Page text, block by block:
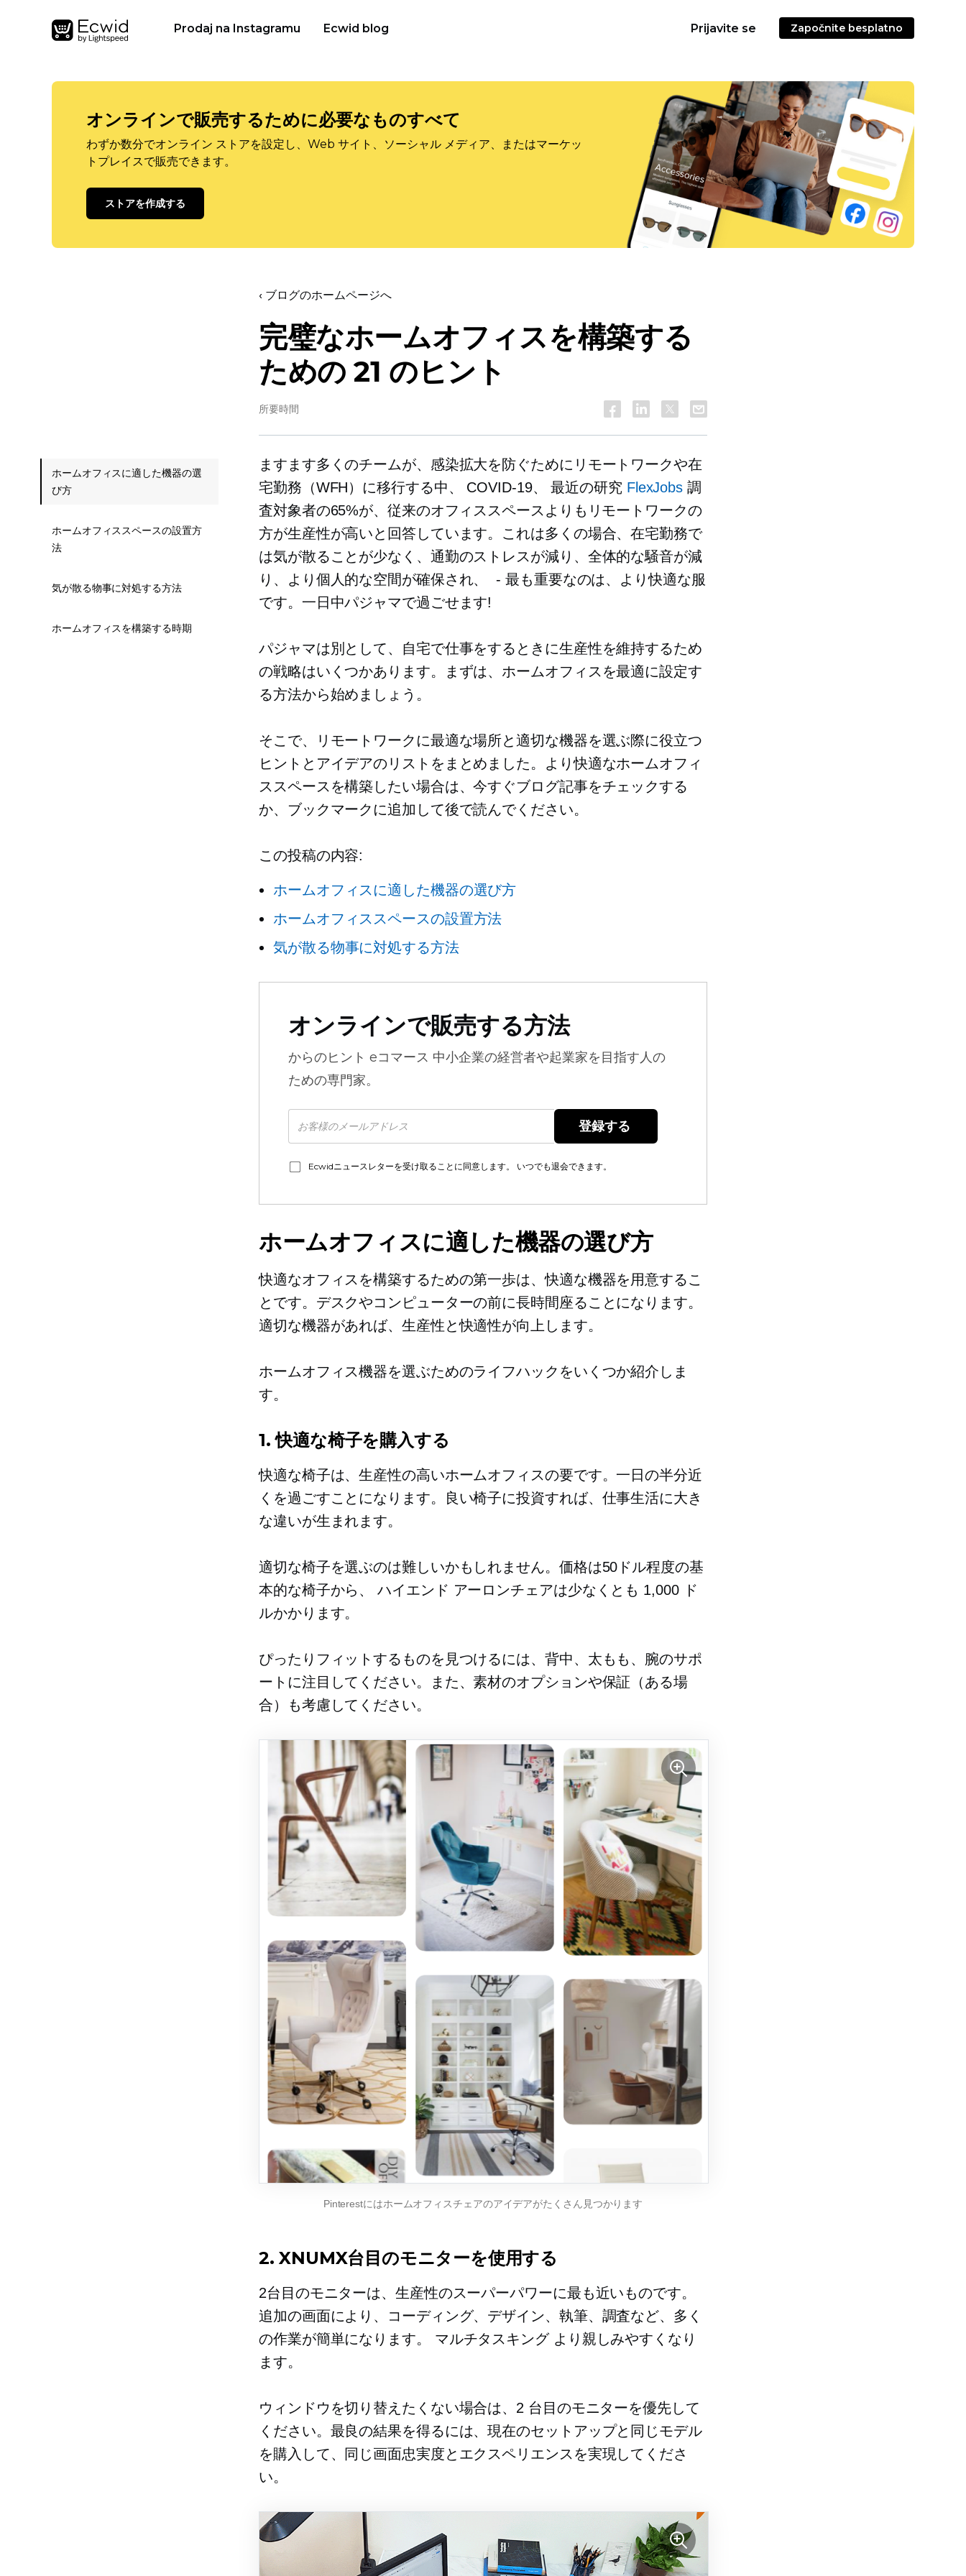
Prodaj na Instagramu Ecwid blog Prijavite se Započnite besplatno
オンラインで販売するために必要なものすべて
わずか数分でオンライン ストアを設定し、Web サイト、ソーシャル メディア、またはマーケッ
トプレイスで販売できます。
ストアを作成する
‹ ブログのホームページへ
完璧なホームオフィスを構築する
ための 21 のヒント
所要時間
ますます多くのチームが、感染拡大を防ぐためにリモートワークや在
宅勤務（WFH）に移行する中、 COVID-19、 最近の研究 FlexJobs 調
査対象者の65%が、従来のオフィススペースよりもリモートワークの
方が生産性が高いと回答しています。これは多くの場合、在宅勤務で
は気が散ることが少なく、通勤のストレスが減り、全体的な騒音が減
り、より個人的な空間が確保され、
-最も重要なのは、より快適な服
です。一日中パジャマで過ごせます!
パジャマは別として、自宅で仕事をするときに生産性を維持するため
の戦略はいくつかあります。まずは、ホームオフィスを最適に設定す
る方法から始めましょう。
そこで、リモートワークに最適な場所と適切な機器を選ぶ際に役立つ
ヒントとアイデアのリストをまとめました。より快適なホームオフィ
ススペースを構築したい場合は、今すぐブログ記事をチェックする
か、ブックマークに追加して後で読んでください。
この投稿の内容:
ホームオフィスに適した機器の選び方
ホームオフィススペースの設置方法
気が散る物事に対処する方法
オンラインで販売する方法
からのヒント eコマース 中小企業の経営者や起業家を目指す人の
ための専門家。
Ecwidニュースレターを受け取ることに同意します。 いつでも退会できます。
ホームオフィスに適した機器の選び方
快適なオフィスを構築するための第一歩は、快適な機器を用意するこ
とです。デスクやコンピューターの前に長時間座ることになります。
適切な機器があれば、生産性と快適性が向上します。
ホームオフィス機器を選ぶためのライフハックをいくつか紹介しま
す。
1. 快適な椅子を購入する
快適な椅子は、生産性の高いホームオフィスの要です。一日の半分近
くを過ごすことになります。良い椅子に投資すれば、仕事生活に大き
な違いが生まれます。
適切な椅子を選ぶのは難しいかもしれません。価格は50ドル程度の基
本的な椅子から、ハイエンド アーロンチェアは少なくとも 1,000 ド
ルかかります。
ぴったりフィットするものを見つけるには、背中、太もも、腕のサポ
ートに注目してください。また、素材のオプションや保証（ある場
合）も考慮してください。
Pinterestにはホームオフィスチェアのアイデアがたくさん見つかります
2. XNUMX台目のモニターを使用する
2台目のモニターは、生産性のスーパーパワーに最も近いものです。
追加の画面により、コーディング、デザイン、執筆、調査など、多く
の作業が簡単になります。 マルチタスキングより親しみやすくなり
ます。
ウィンドウを切り替えたくない場合は、2 台目のモニターを優先して
ください。最良の結果を得るには、現在のセットアップと同じモデル
を購入して、同じ画面忠実度とエクスペリエンスを実現してくださ
い。
ホームオフィスに適した機器の選
び方
ホームオフィススペースの設置方
法
気が散る物事に対処する方法
ホームオフィスを構築する時期